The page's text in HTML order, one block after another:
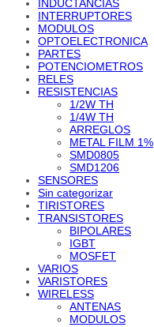
INDUCTANCIAS
INTERRUPTORES
MODULOS
OPTOELECTRONICA
PARTES
POTENCIOMETROS
RELES
RESISTENCIAS
1/2W TH
1/4W TH
ARREGLOS
METAL FILM 1%
SMD0805
SMD1206
SENSORES
Sin categorizar
TIRISTORES
TRANSISTORES
BIPOLARES
IGBT
MOSFET
VARIOS
VARISTORES
WIRELESS
ANTENAS
MODULOS